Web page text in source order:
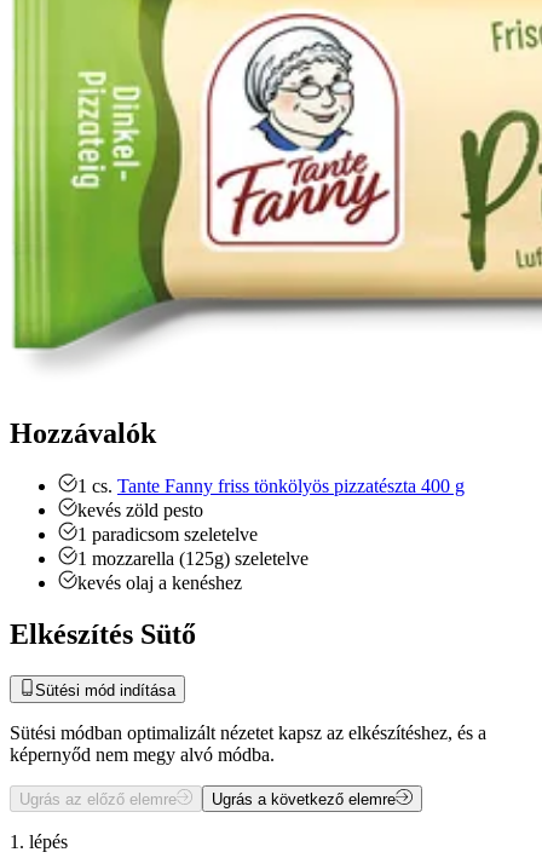
Hozzávalók
1 cs. Tante Fanny friss tönkölyös pizzatészta 400 g
kevés zöld pesto
1 paradicsom szeletelve
1 mozzarella (125g) szeletelve
kevés olaj a kenéshez
Elkészítés Sütő
Sütési mód indítása
Sütési módban optimalizált nézetet kapsz az elkészítéshez, és a
képernyőd nem megy alvó módba.
Ugrás az előző elemre Ugrás a következő elemre
1. lépés